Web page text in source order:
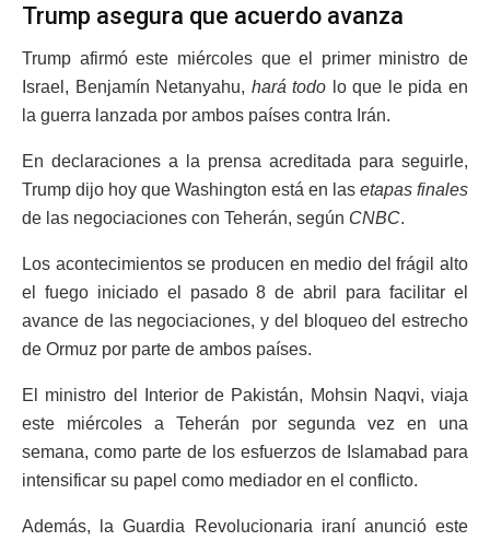
Trump asegura que acuerdo avanza
Trump afirmó este miércoles que el primer ministro de
Israel, Benjamín Netanyahu, hará todo lo que le pida en
la guerra lanzada por ambos países contra Irán.
En declaraciones a la prensa acreditada para seguirle,
Trump dijo hoy que Washington está en las etapas finales
de las negociaciones con Teherán, según CNBC.
Los acontecimientos se producen en medio del frágil alto
el fuego iniciado el pasado 8 de abril para facilitar el
avance de las negociaciones, y del bloqueo del estrecho
de Ormuz por parte de ambos países.
El ministro del Interior de Pakistán, Mohsin Naqvi, viaja
este miércoles a Teherán por segunda vez en una
semana, como parte de los esfuerzos de Islamabad para
intensificar su papel como mediador en el conflicto.
Además, la Guardia Revolucionaria iraní anunció este